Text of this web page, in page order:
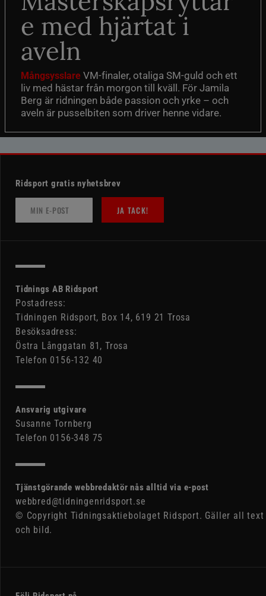
e med hjärtat i
aveln
Mångsysslare VM-finaler, otaliga SM-guld och ett
liv med hästar från morgon till kväll. För Jamila
Berg är ridningen både passion och yrke – och
aveln är pusselbiten som driver henne vidare.
Ridsport gratis nyhetsbrev
JA TACK!
Tidnings AB Ridsport
Postadress:
Tidningen Ridsport, Box 14, 619 21 Trosa
Besöksadress:
Östra Långgatan 81, Trosa
Telefon 0156-132 40
Ansvarig utgivare
Susanne Tornberg
Telefon 0156-348 75
Tjänstgörande webbredaktör nås alltid via e-post
webbred@tidningenridsport.se
© Copyright Tidningsaktiebolaget Ridsport. Gäller all text
och bild.